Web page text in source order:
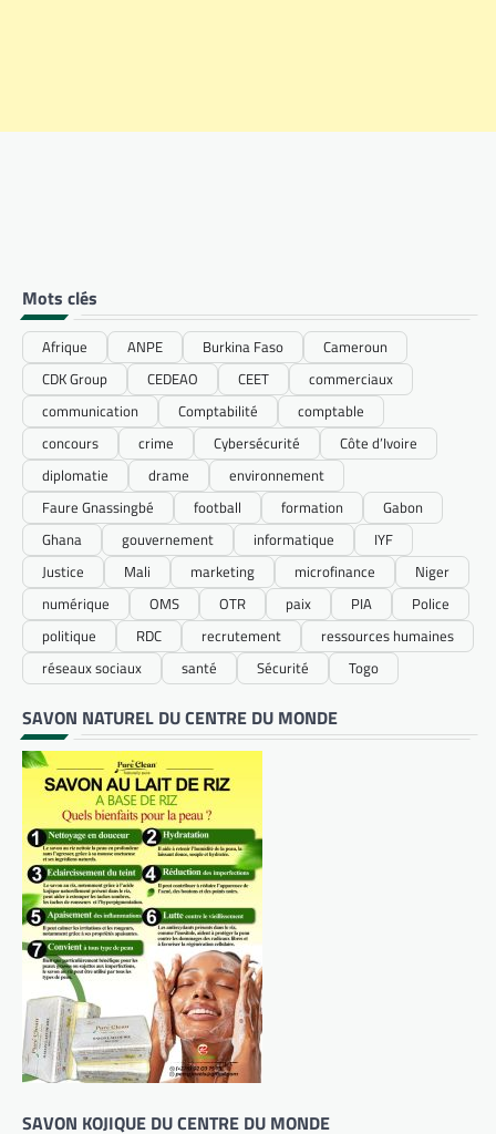
Mots clés
Afrique ANPE Burkina Faso
Cameroun
CDK Group
CEDEAO CEET
commerciaux
communication
Comptabilité
comptable
concours
crime Cybersécurité
Côte d’Ivoire
diplomatie
drame
environnement
Faure Gnassingbé
football formation
Gabon
Ghana
gouvernement informatique
IYF
Justice
Mali marketing microfinance
Niger
numérique
OMS OTR paix PIA
Police
politique
RDC recrutement
ressources humaines
réseaux sociaux
santé Sécurité Togo
SAVON NATUREL DU CENTRE DU MONDE
SAVON KOJIQUE DU CENTRE DU MONDE